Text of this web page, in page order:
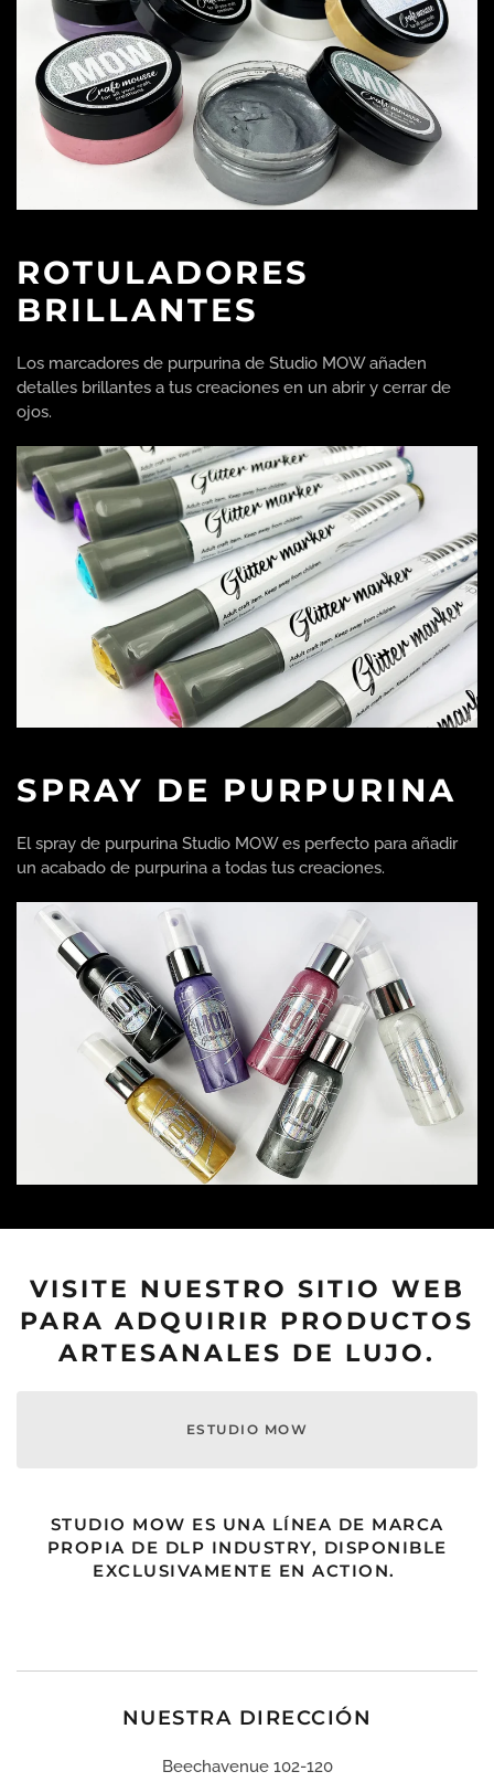
ROTULADORES
BRILLANTES
Los marcadores de purpurina de Studio MOW añaden
detalles brillantes a tus creaciones en un abrir y cerrar de
ojos.
SPRAY DE PURPURINA
El spray de purpurina Studio MOW es perfecto para añadir
un acabado de purpurina a todas tus creaciones.
VISITE NUESTRO SITIO WEB
PARA ADQUIRIR PRODUCTOS
ARTESANALES DE LUJO.
ESTUDIO MOW
STUDIO MOW ES UNA LÍNEA DE MARCA
PROPIA DE DLP INDUSTRY, DISPONIBLE
EXCLUSIVAMENTE EN ACTION.
NUESTRA DIRECCIÓN
Beechavenue 102-120